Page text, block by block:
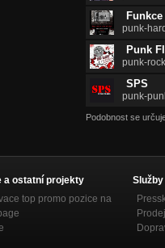
punk-
Punk
punk-rock
SPS
punk-
Podobnost se
a ostatní projekty
top promo pozice na